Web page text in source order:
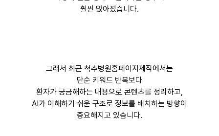
훨씬 많아졌습니다.
그래서 최근 척추병원홈페이지제작에서는
단순 키워드 반복보다
환자가 궁금해하는 내용으로 콘텐츠를 정리하고,
AI가 이해하기 쉬운 구조로 정보를 배치하는 방향이
중요해지고 있습니다.